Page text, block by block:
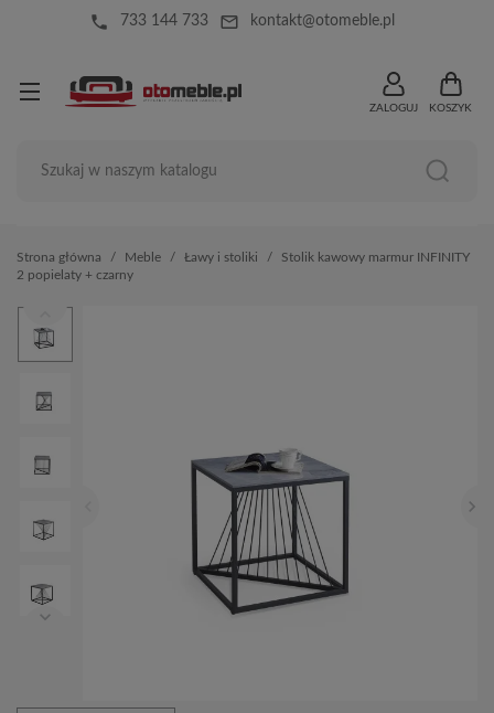
local_phone 733 144 733 mail_outline kontakt@otomeble.pl
ZALOGUJ KOSZYK
Strona główna Meble Ławy i stoliki
Stolik kawowy marmur INFINITY
2 popielaty + czarny